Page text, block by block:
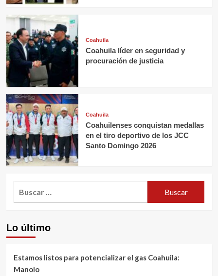
Coahuila
Coahuila líder en seguridad y
procuración de justicia
Coahuila
Coahuilenses conquistan medallas
en el tiro deportivo de los JCC
Santo Domingo 2026
Lo último
Estamos listos para potencializar el gas Coahuila:
Manolo